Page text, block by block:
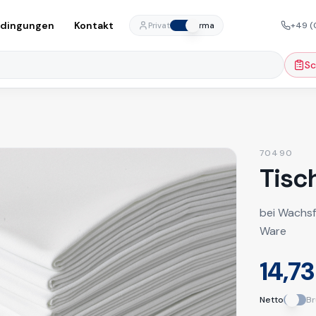
Kontakt Privat Firma +49
70490
bei
Ware
Netto